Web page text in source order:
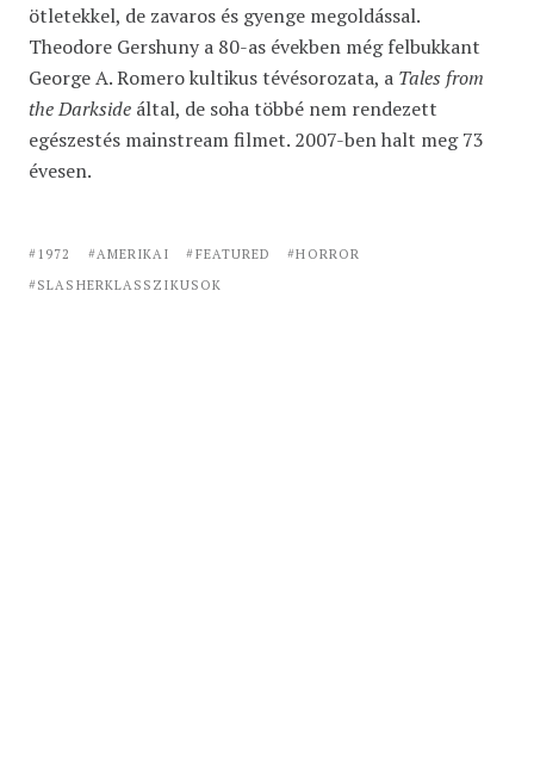
ötletekkel, de zavaros és gyenge megoldással.
Theodore Gershuny a 80-as években még felbukkant
George A. Romero kultikus tévésorozata, a Tales from
the Darkside által, de soha többé nem rendezett
egészestés mainstream filmet. 2007-ben halt meg 73
évesen.
1972 AMERIKAI FEATURED
HORROR
SLASHERKLASSZIKUSOK